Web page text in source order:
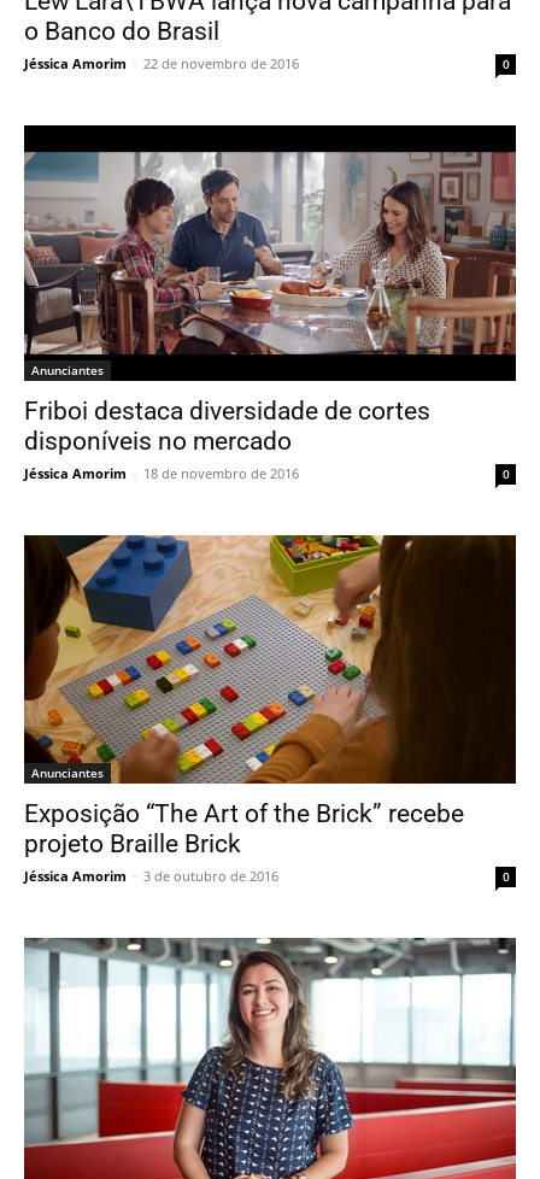
o Banco do Brasil
Jéssica Amorim - 22 de novembro de 2016 0
Anunciantes
Friboi destaca diversidade de cortes
disponíveis no mercado
Jéssica Amorim - 18 de novembro de 2016 0
Anunciantes
Exposição “The Art of the Brick” recebe
projeto Braille Brick
Jéssica Amorim - 3 de outubro de 2016 0